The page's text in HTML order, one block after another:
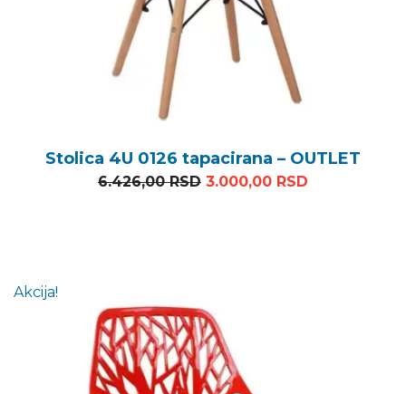
Stolica 4U 0126 tapacirana – OUTLET
6.426,00RSD Originalna cena je bila:
3.000,00 RSD
Akcija!